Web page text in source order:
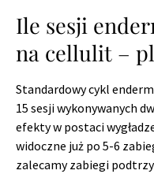
Ile sesji
na cellulit –
Standardowy cykl
15 sesji wykonywanych
efekty w postaci
widoczne już po 5-6
zalecamy zabiegi